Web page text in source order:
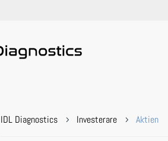
IDL Diagnostics 5 Investerare 5 Aktien